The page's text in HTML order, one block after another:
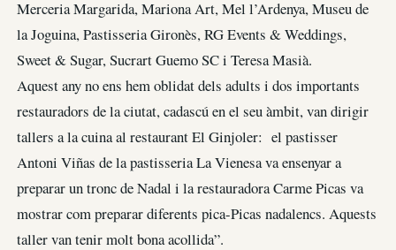
Merceria Margarida, Mariona Art, Mel l’Ardenya, Museu de
la Joguina, Pastisseria Gironès, RG Events & Weddings,
Sweet & Sugar, Sucrart Guemo SC i Teresa Masià.
Aquest any no ens hem oblidat dels adults i dos importants
restauradors de la ciutat, cadascú en el seu àmbit, van dirigir
tallers a la cuina al restaurant El Ginjoler: el pastisser
Antoni Viñas de la pastisseria La Vienesa va ensenyar a
preparar un tronc de Nadal i la restauradora Carme Picas va
mostrar com preparar diferents pica-Picas nadalencs. Aquests
taller van tenir molt bona acollida”.